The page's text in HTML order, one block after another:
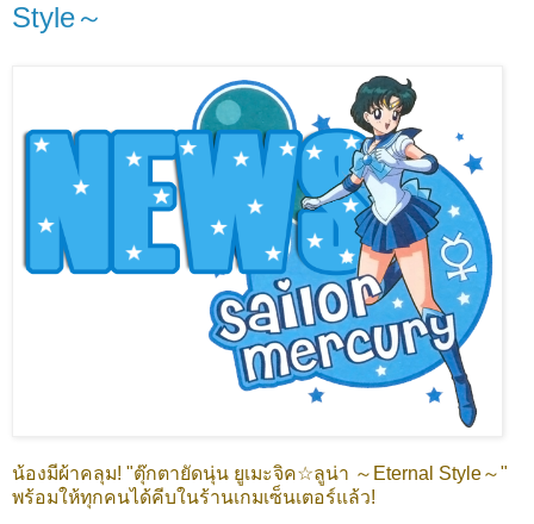
Style～
น้องมีผ้าคลุม! "ตุ๊กตายัดนุ่น ยูเมะจิค☆ลูน่า ～Eternal Style～"
พร้อมให้ทุกคนได้คีบในร้านเกมเซ็นเตอร์แล้ว!